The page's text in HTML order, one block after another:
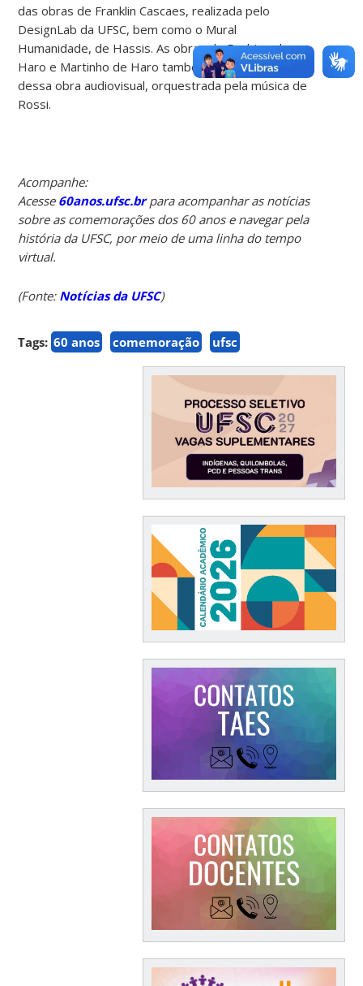
das obras de Franklin Cascaes, realizada pelo
DesignLab da UFSC, bem como o Mural
Humanidade, de Hassis. As obras de Rodrigo de
Haro e Martinho de Haro tambem farão parte
dessa obra audiovisual, orquestrada pela música de
Rossi.
Acompanhe:
Acesse 60anos.ufsc.brpara acompanhar as notícias
sobre as comemorações dos 60 anos e navegar pela
história da UFSC, por meio de uma linha do tempo
virtual.
(Fonte: Notícias da UFSC)
Tags: 60 anos comemoração ufsc